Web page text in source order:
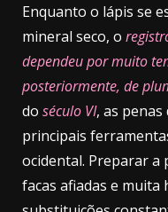
Enquanto o lápis se
mineral seco, o
dependeu por muito
posteriormente, de
do século VI, as penas
principais
ocidental. Preparar a
facas afiadas e muita